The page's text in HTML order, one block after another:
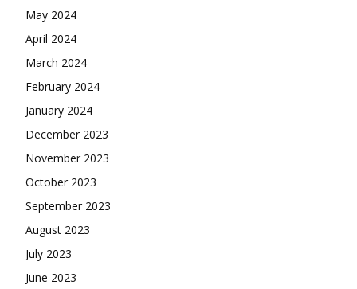
May 2024
April 2024
March 2024
February 2024
January 2024
December 2023
November 2023
October 2023
September 2023
August 2023
July 2023
June 2023